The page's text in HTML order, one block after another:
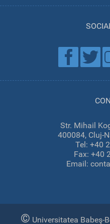
Str. Mihail
400084, Cluj-
Tel: +40
Fax: +40
Email:
© Universitatea Babeş-